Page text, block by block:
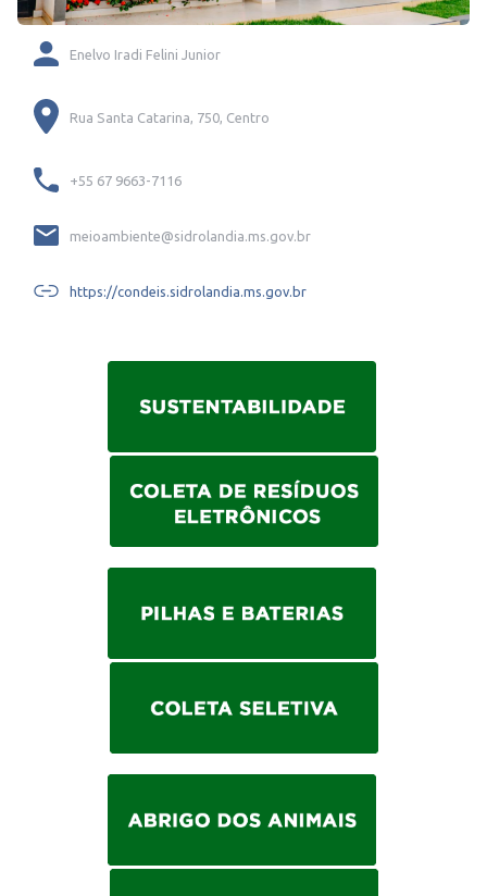
Enelvo Iradi Felini Junior
Rua Santa Catarina, 750, Centro
+55 67 9663-7116
meioambiente@sidrolandia.ms.gov.br
https://condeis.sidrolandia.ms.gov.br